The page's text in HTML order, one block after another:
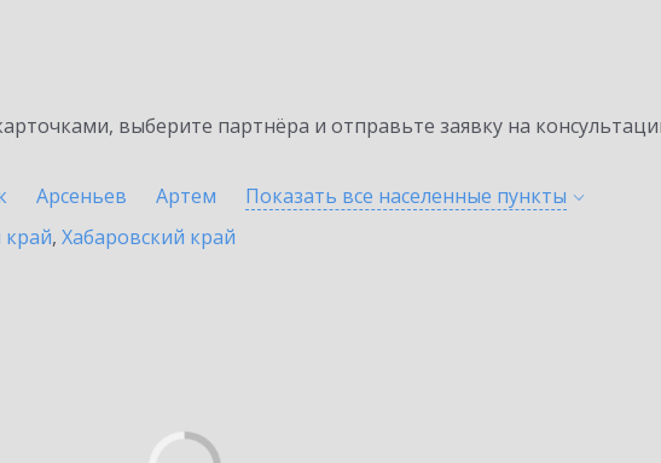
выберите партнёра и отправьте заявку на
Арсеньев Артем Показать все населенные пункты
, Хабаровский край